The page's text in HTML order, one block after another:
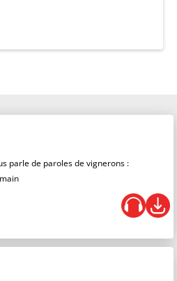
parle de paroles de vignerons :